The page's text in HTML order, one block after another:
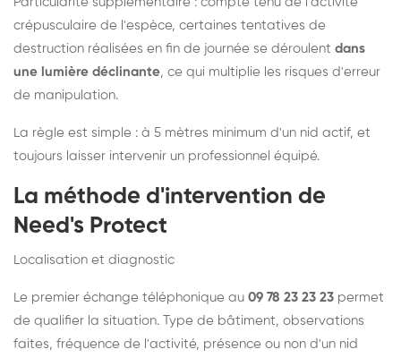
crépusculaire de l'espèce, certaines tentatives de
destruction réalisées en fin de journée se déroulent dans
une lumière déclinante, ce qui multiplie les risques d'erreur
de manipulation.
La règle est simple : à 5 mètres minimum d'un nid actif, et
toujours laisser intervenir un professionnel équipé.
La méthode d'intervention de
Need's Protect
Localisation et diagnostic
Le premier échange téléphonique au 09 78 23 23 23 permet
de qualifier la situation. Type de bâtiment, observations
faites, fréquence de l'activité, présence ou non d'un nid